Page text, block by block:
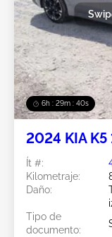
6h : 29m : 37s
2024 KIA K5
Ít #:
Kilometraje:
Daño:
Tipo de
documento: